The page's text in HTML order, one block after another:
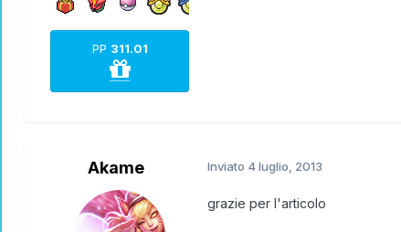
PP 311.01
Akame Inviato 4 luglio, 2013
grazie per l'articolo